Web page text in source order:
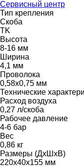
Сервисный центр
Тип крепления
Скоба
TK
Высота
8-16 мм
Ширина
4,1 мм
Проволока
0,58х0,75 мм
Технические
Расход воздуха
0,27 л/скоба
Рабочее давление
4-6 бар
Вес
0,86 кг
Размеры (ДхШхВ)
220х40х155 мм